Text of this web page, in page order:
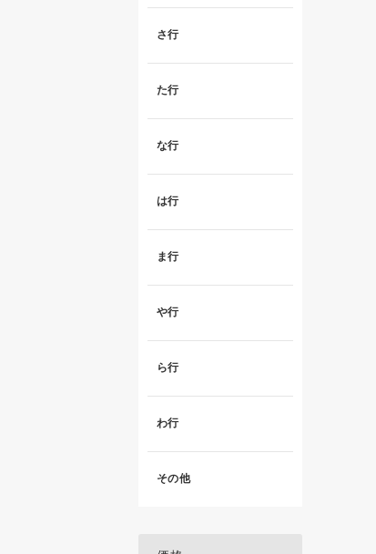
さ行
た行
な行
は行
ま行
や行
ら行
わ行
その他